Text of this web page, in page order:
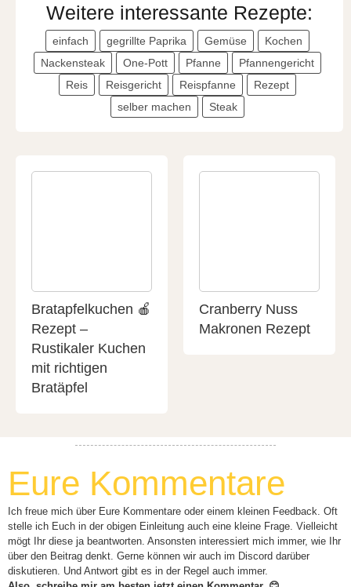
Weitere interessante Rezepte:
einfach gegrillte Paprika Gemüse
Kochen
Nackensteak
One-Pott Pfanne
Pfannengericht
Reis
Reisgericht Reispfanne
Rezept
selber machen
Steak
Bratapfelkuchen 🍎
Rezept –
Rustikaler Kuchen
mit richtigen
Bratäpfel
Cranberry Nuss
Makronen Rezept
Eure Kommentare
Ich freue mich über Eure Kommentare oder einem kleinen Feedback. Oft
stelle ich Euch in der obigen Einleitung auch eine kleine Frage. Vielleicht
mögt Ihr diese ja beantworten. Ansonsten interessiert mich immer, wie Ihr
über den Beitrag denkt. Gerne können wir auch im Discord darüber
diskutieren. Und Antwort gibt es in der Regel auch immer.